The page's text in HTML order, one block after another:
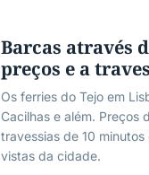
Barcas através
preços e a
Os ferries do Tejo em
Cacilhas e além. Preços
travessias de 10
vistas da cidade.